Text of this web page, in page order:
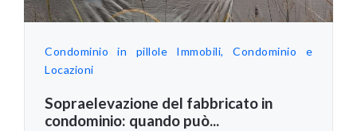
Condominio in pillole
Immobili, Condominio e
Locazioni
Sopraelevazione del fabbricato in
condominio: quando può...